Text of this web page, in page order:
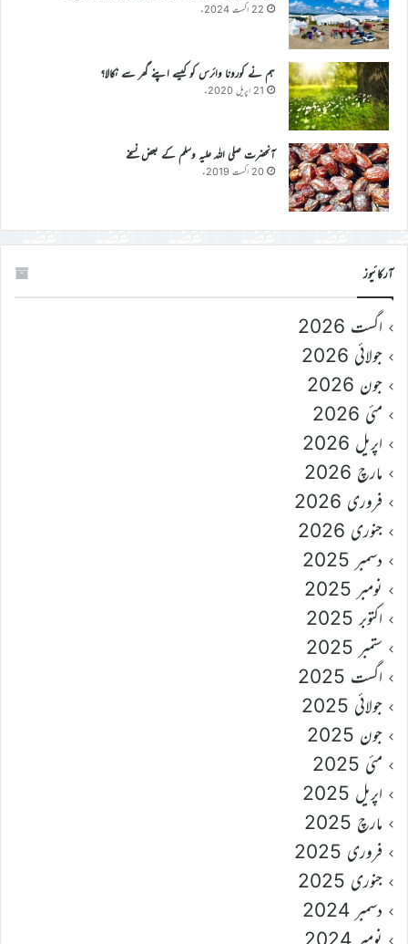
22 اگست 2024ء
ہم نے کورونا وائرس کو کیسے اپنے گھر سے نکالا؟
21 اپریل 2020ء
آنحضرت صلی اللہ علیہ وسلم کے بعض نسخے
20 اگست 2019ء
آرکائیوز
اگست 2026
جولائی 2026
جون 2026
مئی 2026
اپریل 2026
مارچ 2026
فروری 2026
جنوری 2026
دسمبر 2025
نومبر 2025
اکتوبر 2025
ستمبر 2025
اگست 2025
جولائی 2025
جون 2025
مئی 2025
اپریل 2025
مارچ 2025
فروری 2025
جنوری 2025
دسمبر 2024
نومبر 2024